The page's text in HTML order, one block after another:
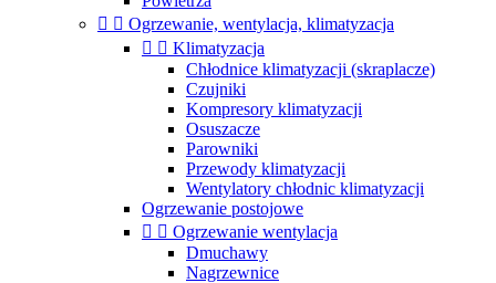
  Ogrzewanie, wentylacja, klimatyzacja
  Klimatyzacja
Chłodnice klimatyzacji (skraplacze)
Czujniki
Kompresory klimatyzacji
Osuszacze
Parowniki
Przewody klimatyzacji
Wentylatory chłodnic klimatyzacji
Ogrzewanie postojowe
  Ogrzewanie wentylacja
Dmuchawy
Nagrzewnice